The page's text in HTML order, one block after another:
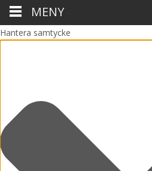
Hantera samtycke
MENY